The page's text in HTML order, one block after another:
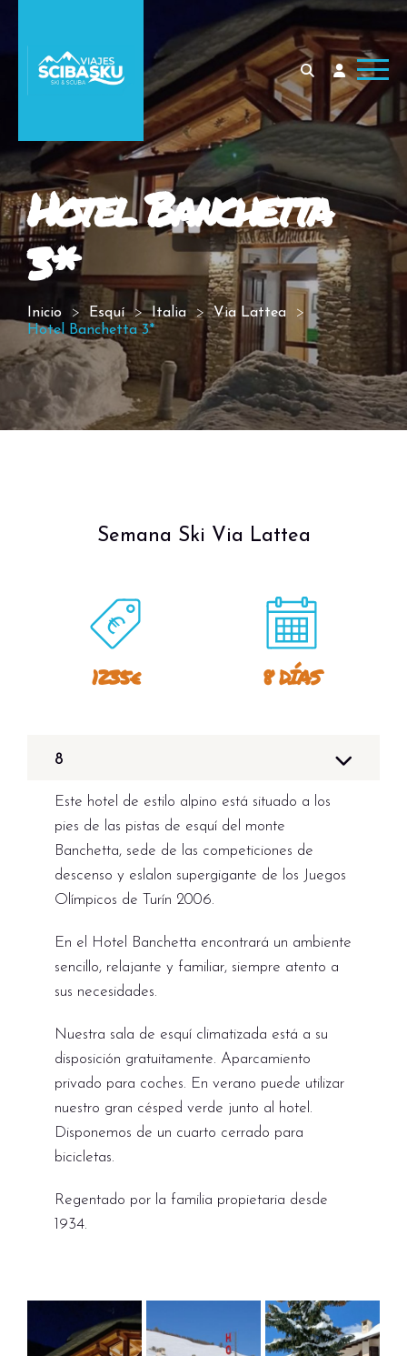
Hotel Banchetta
3*
Inicio Esquí Italia
Via Lattea
Hotel Banchetta 3*
Semana Ski Via Lattea
1235€ 8 DÍAS
8
Este hotel de estilo alpino está situado a los
pies de las pistas de esquí del monte
Banchetta, sede de las competiciones de
descenso y eslalon supergigante de los Juegos
Olímpicos de Turín 2006.
En el Hotel Banchetta encontrará un ambiente
sencillo, relajante y familiar, siempre atento a
sus necesidades.
Nuestra sala de esquí climatizada está a su
disposición gratuitamente. Aparcamiento
privado para coches. En verano puede utilizar
nuestro gran césped verde junto al hotel.
Disponemos de un cuarto cerrado para
bicicletas.
Regentado por la familia propietaria desde
1934.